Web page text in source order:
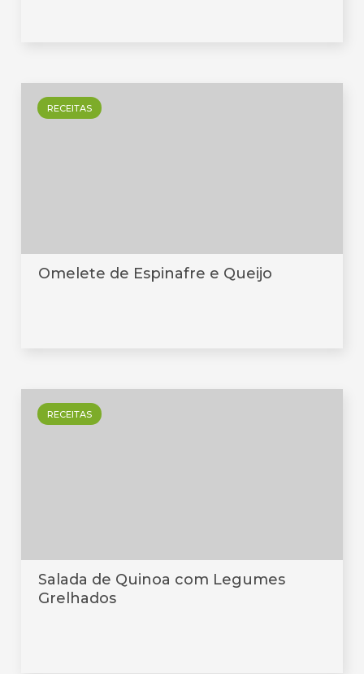
RECEITAS
Omelete de Espinafre e Queijo
RECEITAS
Salada de Quinoa com Legumes
Grelhados